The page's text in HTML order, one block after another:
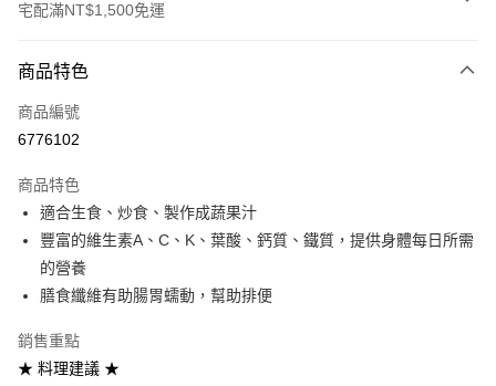
宅配滿NT$1,500免運
信用卡一次付款
Apple Pay
運送方式
冷藏宅配
每筆NT$270，滿NT$1,500(含以上)免運費
商品特色
商品編號
6776102
商品特色
適合生食、炒食、製作成蔬果汁
豐富的維生素A、C、K、葉酸、鈣質、鐵質，提供身體每日所需
的營養
膳食纖維有助腸胃蠕動，幫助排便
銷售重點
★ 料理建議 ★